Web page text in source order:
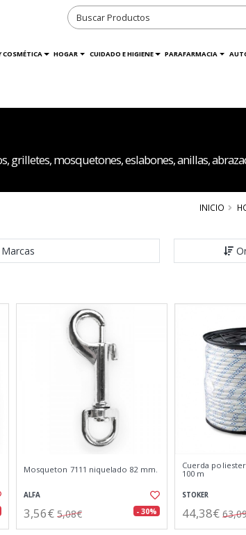
COSMÉTICA HOGAR CUIDADO E HIGIENE PARAFARMACIA
mosquetones, eslabones, anillas,
INICIO
Marcas
Mosqueton 7111 niquelado 82 mm.
ALFA
3,56€ 5,08€ - 30%
Cuerda
100 m
STOKER
44,38€